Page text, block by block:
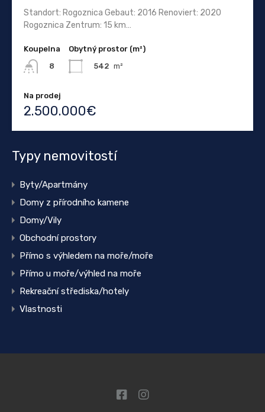
Standort: Rogoznica Gebaut: 2016 Renoviert: 2020
Rogoznica Zentrum: 15 km…
Koupelna
8
Obytný prostor (m²)
542 m²
Na prodej
2.500.000€
Typy nemovitostí
Byty/Apartmány
Domy z přírodního kamene
Domy/Vily
Obchodní prostory
Přímo s výhledem na moře/moře
Přímo u moře/výhled na moře
Rekreační střediska/hotely
Vlastnosti